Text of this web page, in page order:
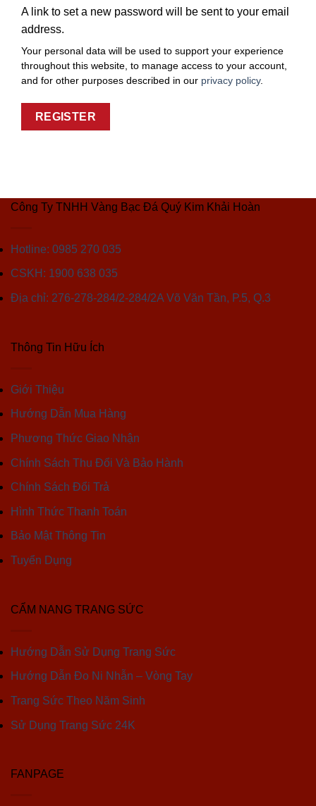
A link to set a new password will be sent to your email
address.
Your personal data will be used to support your experience
throughout this website, to manage access to your account,
and for other purposes described in our privacy policy.
REGISTER
Công Ty TNHH Vàng Bạc Đá Quý Kim Khải Hoàn
Hotline: 0985 270 035
CSKH: 1900 638 035
Địa chỉ: 276-278-284/2-284/2A Võ Văn Tần, P.5, Q.3
Thông Tin Hữu Ích
Giới Thiệu
Hướng Dẫn Mua Hàng
Phương Thức Giao Nhận
Chính Sách Thu Đổi Và Bảo Hành
Chính Sách Đổi Trả
Hình Thức Thanh Toán
Bảo Mật Thông Tin
Tuyển Dụng
CẨM NANG TRANG SỨC
Hướng Dẫn Sử Dụng Trang Sức
Hướng Dẫn Đo Ni Nhẫn – Vòng Tay
Trang Sức Theo Năm Sinh
Sử Dụng Trang Sức 24K
FANPAGE